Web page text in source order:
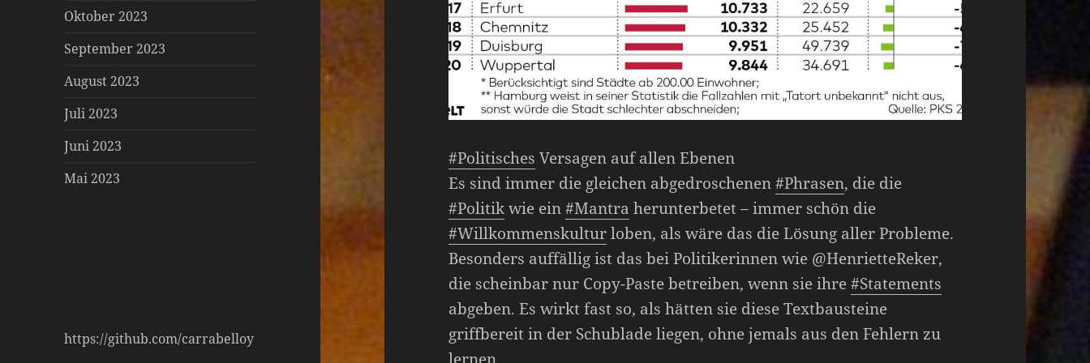
Oktober 2023
September 2023
August 2023
Juli 2023
Juni 2023
Mai 2023
https://github.com/carrabelloy
#Politisches Versagen auf allen Ebenen
Es sind immer die gleichen abgedroschenen#Phrasen, die die
#Politikwie ein#Mantra herunterbetet – immer schön die
#Willkommenskulturloben, als wäre das die Lösung aller Probleme.
Besonders auffällig ist das bei Politikerinnen wie @HenrietteReker,
die scheinbar nur Copy-Paste betreiben, wenn sie ihre#Statements
abgeben. Es wirkt fast so, als hätten sie diese Textbausteine
griffbereit in der Schublade liegen, ohne jemals aus den Fehlern zu
lernen.